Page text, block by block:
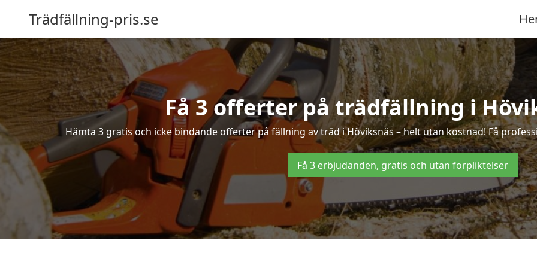
Trädfällning-pris.se
Få 3 offerter på trädfällning i
Hämta 3 gratis och icke bindande offerter på fällning av träd i Höviksnäs – helt utan kostnad! Få
Få 3 erbjudanden, gratis och utan förpliktelser